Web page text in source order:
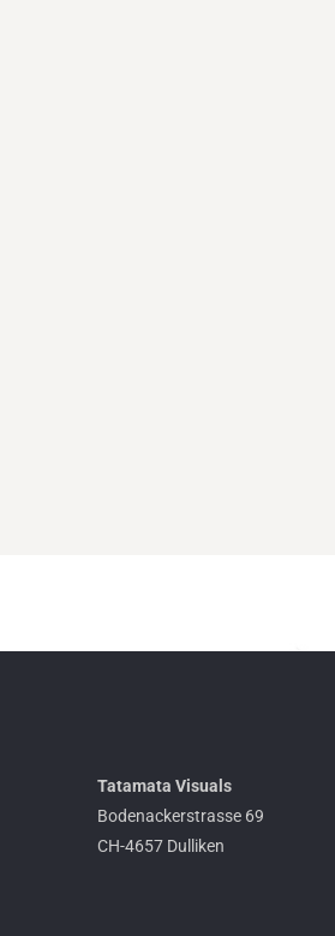
Tatamata Visuals
Bodenackerstrasse 69
CH-4657 Dulliken